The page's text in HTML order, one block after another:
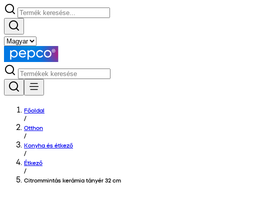
Főoldal
/
Otthon
/
Konyha és étkező
/
Étkező
/
Citrommintás kerámia tányér 32 cm